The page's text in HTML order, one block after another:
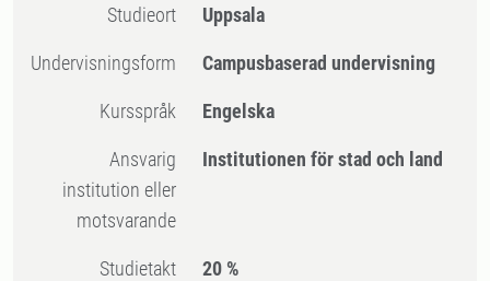
Studieort Uppsala
Undervisningsform Campusbaserad undervisning
Kursspråk Engelska
Ansvarig
institution eller
motsvarande
Institutionen för stad och land
Studietakt 20 %